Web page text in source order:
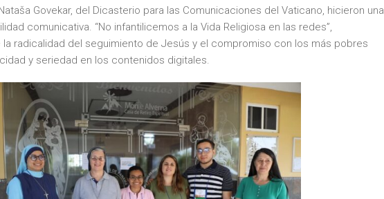
Govekar, del Dicasterio para las Comunicaciones del Vaticano, hicieron una
comunicativa. “No infantilicemos a la Vida Religiosa en las redes”,
radicalidad del seguimiento de Jesús y el compromiso con los más pobres
y seriedad en los contenidos digitales.